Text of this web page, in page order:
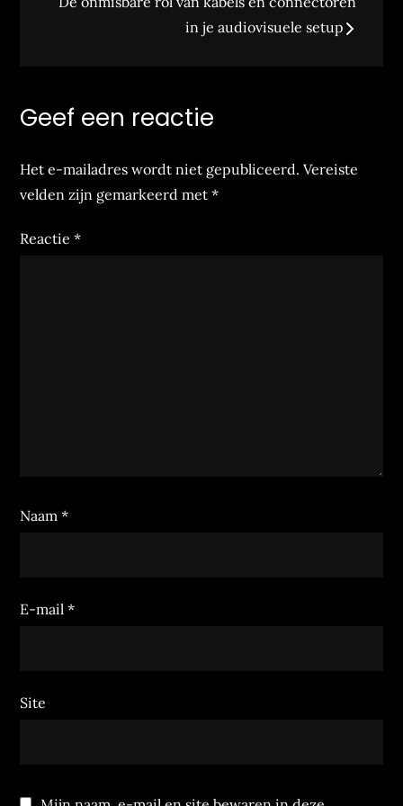
in je audiovisuele setup
Geef een reactie
Het e-mailadres wordt niet gepubliceerd. Vereiste
velden zijn gemarkeerd met*
Reactie*
Naam*
E-mail*
Site